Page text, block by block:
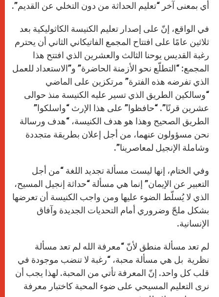
أي بمعنى آخر “تعليم الحداثة من دون التخلي عن القديم”.
في الواقع، إنّ على إصدار تعليم الكنيسة الكاثوليكية بعد
ثلاثين عامًا على افتتاح المجمع الفاتيكاني الثاني أن يحترم
رغبة القديس يوحنا الثالث والعشرين الذي افتتح هذا
المجمع: “التطلّع نحو الأزمنة الحاضرة” و”الاستعداد للعمل
الذي تفرضه هذه الفترة” مرتكزين على الماضي
“وسالكين الطريق الذي تسير عليه الكنيسة منذ حوالى
عشرين قرنًا”. “حافظوا” على هذا الإرث “واسلكوا”
الطريق الصحيح وهذا هو هدف الكنيسة، “هدف ورسالة
نحن مسؤولون عنهما، من أجل إعلان بطريقة متجددة
وشاملة الإنجيل لمعاصرينا”.
وفي الختام، إنها ليست مسألة تجديد اللغة “من أجل
التعبير عن الإيمان” إنما هي مسألة “حداثة إنجيل المسيح،
الذي لا يُسلّط الضوء عليها ومن واجب الكنيسة أن تعرضها
بشكل ملحّ وضروري أمام التحديات الجديدة وآفاق
الإنسانية.
لم تعد مسألة منطق لأنّ “معرفة الله لم تعد مسألة
نظرية بل هي مسألة محبة، “رغبة لا تنضب موجودة في
قلب كل واحد. إنّ المعرفة تأتي من المحبة. لهذا يجب أن
نرى التعليم المسيحي على ضوء المحبة كاختبار معرفة